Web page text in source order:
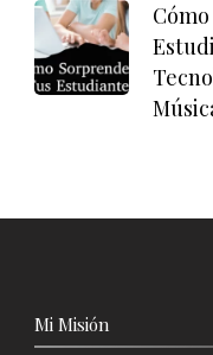
Mi Misión